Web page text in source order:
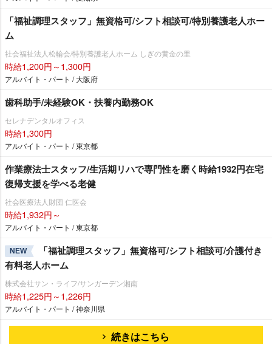
「福祉調理スタッフ」無資格可/シフト相談可/特別養護老人ホー
ム
社会福祉法人松輪会/特別養護老人ホーム しぎの黄金の里
時給1,200円～1,300円
アルバイト・パート / 大阪府
歯科助手/未経験OK・扶養内勤務OK
セレナデンタルオフィス
時給1,300円
アルバイト・パート / 東京都
作業療法士スタッフ/生活期リハで専門性を磨く時給1932円在宅
復帰支援を学べる老健
社会医療法人財団 仁医会
時給1,932円～
アルバイト・パート / 東京都
NEW
「福祉調理スタッフ」無資格可/シフト相談可/介護付き
有料老人ホーム
株式会社サン・ライフ/サンガーデン湘南
時給1,225円～1,226円
アルバイト・パート / 神奈川県
続きはこちら